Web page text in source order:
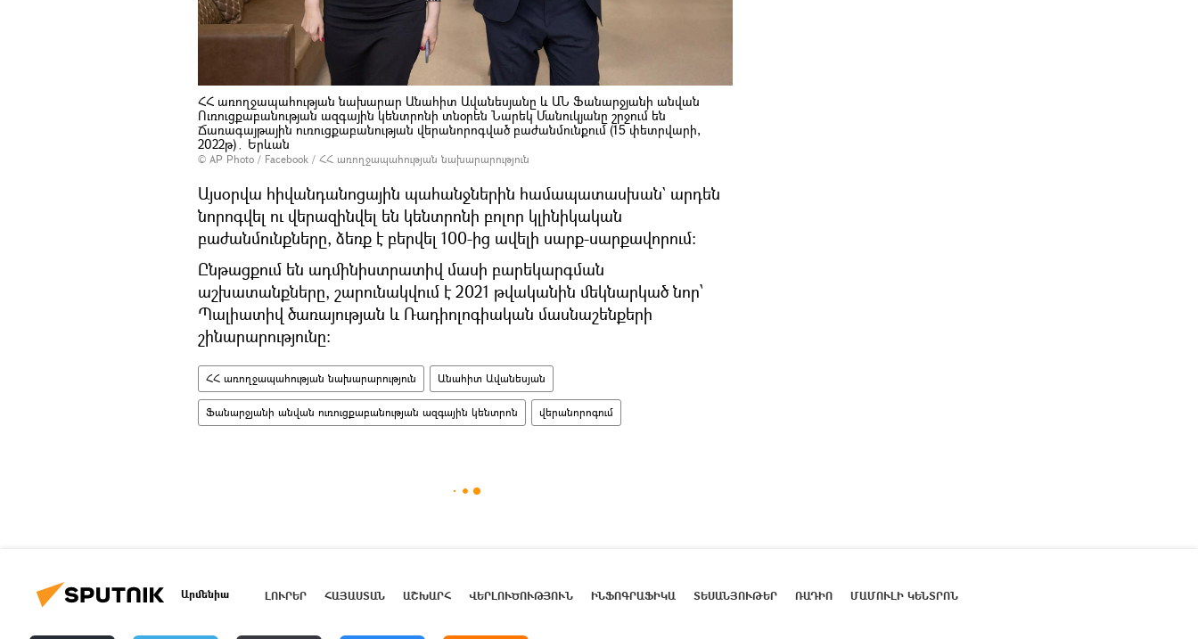
ՀՀ առողջապահության նախարար Անահիտ Ավանեսյանը և ԱՆ Ֆանարջյանի անվան
Ուռուցքաբանության ազգային կենտրոնի տնօրեն Նարեկ Մանուկյանը շրջում են
Ճառագայթային ուռուցքաբանության վերանորոգված բաժանմունքում (15 փետրվարի,
2022թ)․ Երևան
© AP Photo / Facebook / ՀՀ առողջապահության նախարարություն
Այսօրվա հիվանդանոցային պահանջներին համապատասխան` արդեն
նորոգվել ու վերազինվել են կենտրոնի բոլոր կլինիկական
բաժանմունքները, ձեռք է բերվել 100-ից ավելի սարք-սարքավորում:
Ընթացքում են ադմինիստրատիվ մասի բարեկարգման
աշխատանքները, շարունակվում է 2021 թվականին մեկնարկած նոր՝
Պալիատիվ ծառայության և Ռադիոլոգիական մասնաշենքերի
շինարարությունը։
ՀՀ առողջապահության նախարարություն Անահիտ Ավանեսյան
Ֆանարջյանի անվան ուռուցքաբանության ազգային կենտրոն վերանորոգում
Արմենիա ԼՈՒՐԵՐ ՀԱՅԱՍՏԱՆ ԱՇԽԱՐՀ ՎԵՐԼՈՒԾՈՒԹՅՈՒՆ ԻՆՖՈԳՐԱՖԻԿԱ ՏԵՍԱՆՅՈՒԹԵՐ ՌԱԴԻՈ ՄԱՄՈՒԼԻ ԿԵՆՏՐՈՆ